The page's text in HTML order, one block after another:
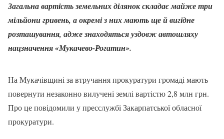
Загальна вартість земельних ділянок складає майже три
мільйони гривень, а окремі з них мають ще й вигідне
розташування, адже знаходяться уздовж автошляху
нацзначення «Мукачево-Рогатин».
На Мукачівщині за втручання прокуратури громаді мають
повернути незаконно вилучені землі вартістю 2,8 млн грн.
Про це повідомили у пресслужбі Закарпатської обласної
прокуратури.